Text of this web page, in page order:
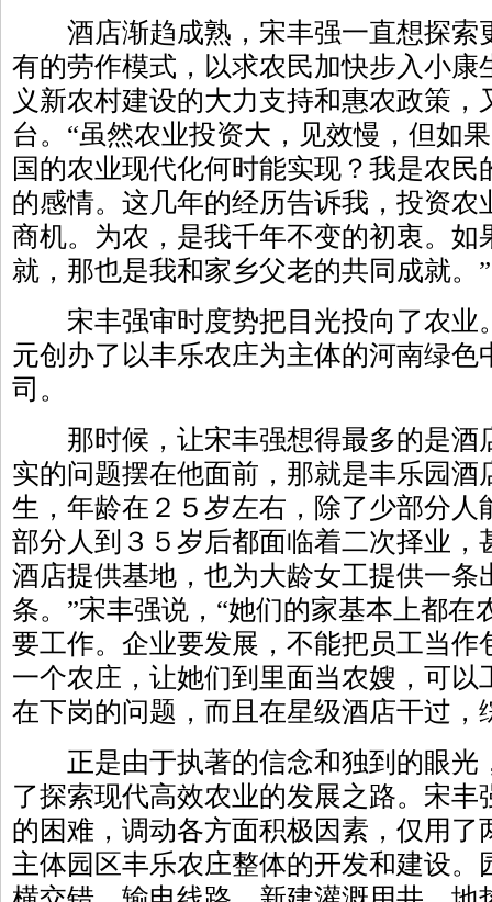
酒店渐趋成熟，宋丰强一直想探索
有的劳作模式，以求农民加快步入小康
义新农村建设的大力支持和惠农政策，
台。“虽然农业投资大，见效慢，但如
国的农业现代化何时能实现？我是农
的感情。这几年的经历告诉我，投资农
商机。为农，是我千年不变的初衷。如
就，那也是我和家乡父老的共同成就。
宋丰强审时度势把目光投向了农业
元创办了以丰乐农庄为主体的河南绿色
司。
那时候，让宋丰强想得最多的是酒
实的问题摆在他面前，那就是丰乐园酒
生，年龄在２５岁左右，除了少部分人
部分人到３５岁后都面临着二次择业，
酒店提供基地，也为大龄女工提供一条
条。”宋丰强说，“她们的家基本上都在
要工作。企业要发展，不能把员工当作
一个农庄，让她们到里面当农嫂，可以
在下岗的问题，而且在星级酒店干过，
正是由于执著的信念和独到的眼光
了探索现代高效农业的发展之路。宋
的困难，调动各方面积极因素，仅用了
主体园区丰乐农庄整体的开发和建设。